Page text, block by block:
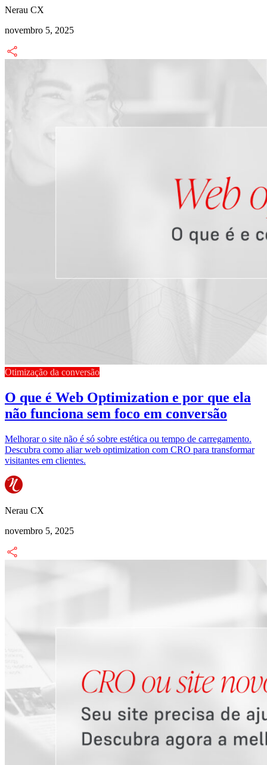
Nerau CX
novembro 5, 2025
Otimização da conversão
O que é Web Optimization e por que ela
não funciona sem foco em conversão
Melhorar o site não é só sobre estética ou tempo de carregamento.
Descubra como aliar web optimization com CRO para transformar
visitantes em clientes.
Nerau CX
novembro 5, 2025